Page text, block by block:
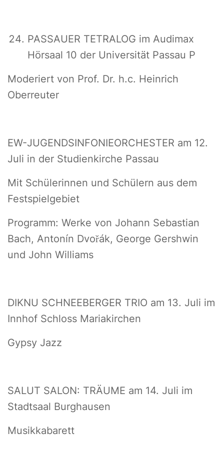
PASSAUER TETRALOG im Audimax
Hörsaal 10 der Universität Passau P
Moderiert von Prof. Dr. h.c. Heinrich
Oberreuter
EW-JUGENDSINFONIEORCHESTER am 12.
Juli in der Studienkirche Passau
Mit Schülerinnen und Schülern aus dem
Festspielgebiet
Programm: Werke von Johann Sebastian
Bach, Antonín Dvořák, George Gershwin
und John Williams
DIKNU SCHNEEBERGER TRIO am 13. Juli im
Innhof Schloss Mariakirchen
Gypsy Jazz
SALUT SALON: TRÄUME am 14. Juli im
Stadtsaal Burghausen
Musikkabarett